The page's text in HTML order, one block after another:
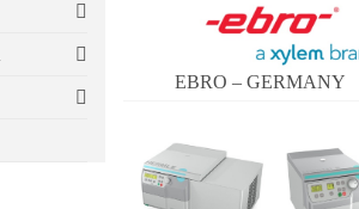
EBRO – GERMANY